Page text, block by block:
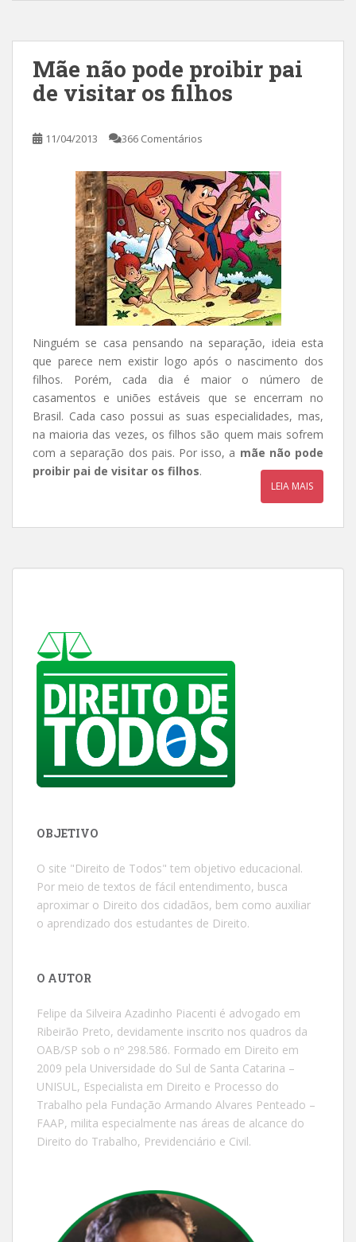
Mãe não pode proibir pai
de visitar os filhos
11/04/2013 366 Comentários
Ninguém se casa pensando na separação, ideia esta
que parece nem existir logo após o nascimento dos
filhos. Porém, cada dia é maior o número de
casamentos e uniões estáveis que se encerram no
Brasil. Cada caso possui as suas especialidades, mas,
na maioria das vezes, os filhos são quem mais sofrem
com a separação dos pais. Por isso, a mãe não pode
proibir pai de visitar os filhos.
LEIA MAIS
OBJETIVO
O site "Direito de Todos" tem objetivo educacional.
Por meio de textos de fácil entendimento, busca
aproximar o Direito dos cidadãos, bem como auxiliar
o aprendizado dos estudantes de Direito.
O AUTOR
Felipe da Silveira Azadinho Piacenti é advogado em
Ribeirão Preto, devidamente inscrito nos quadros da
OAB/SP sob o nº 298.586. Formado em Direito em
2009 pela Universidade do Sul de Santa Catarina –
UNISUL, Especialista em Direito e Processo do
Trabalho pela Fundação Armando Alvares Penteado –
FAAP, milita especialmente nas áreas de alcance do
Direito do Trabalho, Previdenciário e Civil.